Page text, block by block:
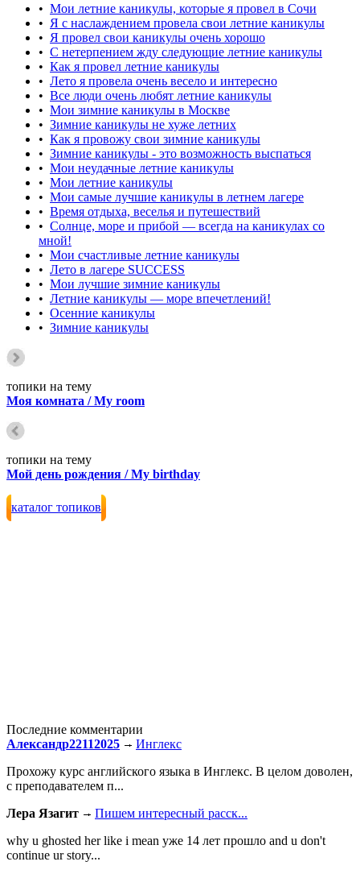
• Мои летние каникулы, которые я провел в Сочи
• Я с наслаждением провела свои летние каникулы
• Я провел свои каникулы очень хорошо
• С нетерпением жду следующие летние каникулы
• Как я провел летние каникулы
• Лето я провела очень весело и интересно
• Все люди очень любят летние каникулы
• Мои зимние каникулы в Москве
• Зимние каникулы не хуже летних
• Как я провожу свои зимние каникулы
• Зимние каникулы - это возможность выспаться
• Мои неудачные летние каникулы
• Мои летние каникулы
• Мои самые лучшие каникулы в летнем лагере
• Время отдыха, веселья и путешествий
• Солнце, море и прибой — всегда на каникулах со
мной!
• Мои счастливые летние каникулы
• Лето в лагере SUCCESS
• Мои лучшие зимние каникулы
• Летние каникулы — море впечетлений!
• Осенние каникулы
• Зимние каникулы
топики на тему
Моя комната / My room
топики на тему
Мой день рождения / My birthday
каталог топиков
Последние комментарии
Александр22112025
Инглекс
Прохожу курс английского языка в Инглекс. В целом доволен,
с преподавателем п...
Лера Язагит
Пишем интересный расск...
why u ghosted her like i mean уже 14 лет прошло and u don't
continue ur story...